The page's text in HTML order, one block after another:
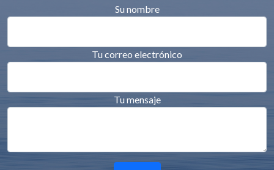
Su nombre
Tu correo electrónico
Tu mensaje